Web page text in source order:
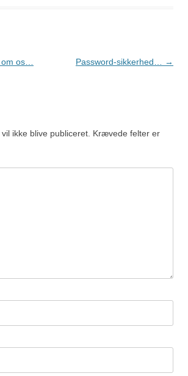
os… Password-sikkerhed… →
ikke blive publiceret. Krævede felter er